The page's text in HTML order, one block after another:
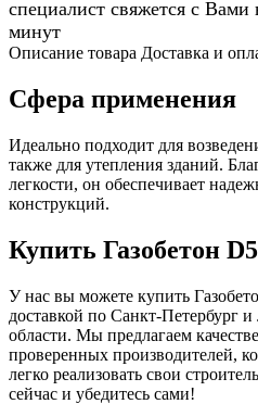
специалист свяжется с Вами
минут
Описание товара Доставка и
Сфера применения
Идеально подходит для
также для утепления зданий.
легкости, он обеспечивает
конструкций.
Купить Газобетон
У нас вы можете купить
доставкой по Санкт-Петербург
области. Мы предлагаем
проверенных производителей,
легко реализовать свои
сейчас и убедитесь сами!